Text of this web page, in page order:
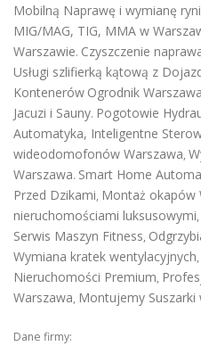
Mobilną Naprawę i wymianę
MIG/MAG, TIG, MMA w
Warszawie. Czyszczenie
Usługi szlifierką kątową z
Kontenerów Ogrodnik Warszawa
Jacuzi i Sauny. Pogotowie
Automatyka, Inteligentne
wideodomofonów Warszawa,
Warszawa. Smart Home
Przed Dzikami, Montaż okapów
nieruchomościami luksusowymi,
Serwis Maszyn Fitness,
Wymiana kratek wentylacyjnych,
Nieruchomości Premium,
Warszawa, Montujemy Suszarki
Dane firmy: